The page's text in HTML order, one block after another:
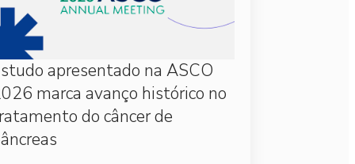
apresentado na ASCO
marca avanço histórico no
do câncer de